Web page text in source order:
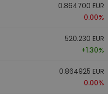
0.864700 EUR
0.00%
520.230 EUR
+1.30%
0.864925 EUR
0.00%